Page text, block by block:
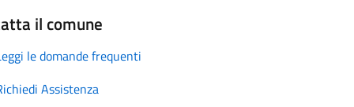
il comune
le domande frequenti
Assistenza